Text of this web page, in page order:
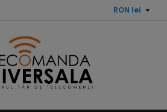
RON lei 